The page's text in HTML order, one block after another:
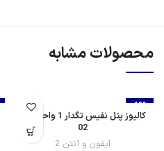
محصولات مشابه
-10%
کالیوز پنل نفیس تگدار 1 واحدی کد
02
آیفون و آنتن 2